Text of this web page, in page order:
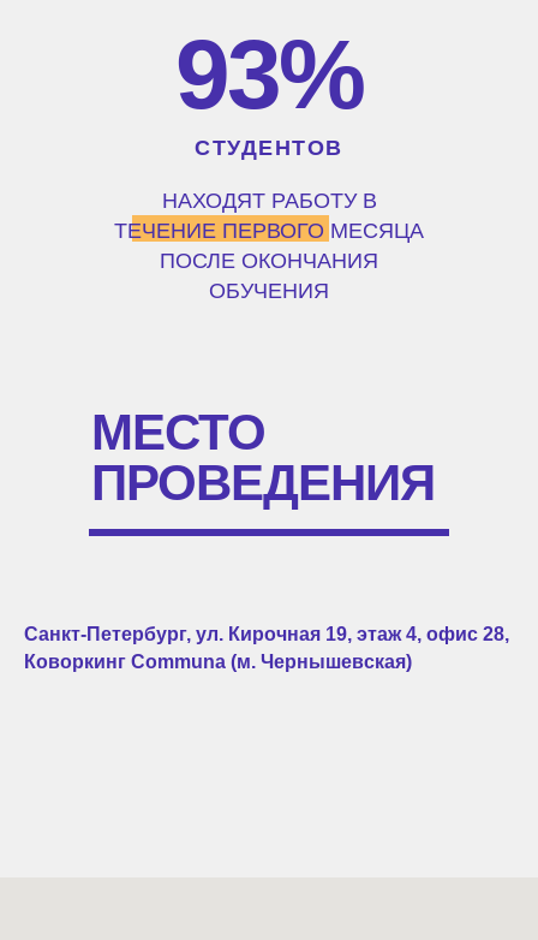
93%
СТУДЕНТОВ
НАХОДЯТ РАБОТУ В
ТЕЧЕНИЕ ПЕРВОГО МЕСЯЦА
ПОСЛЕ ОКОНЧАНИЯ
ОБУЧЕНИЯ
МЕСТО
ПРОВЕДЕНИЯ
Санкт-Петербург, ул. Кирочная 19, этаж 4, офис 28,
Коворкинг Communa (м. Чернышевская)